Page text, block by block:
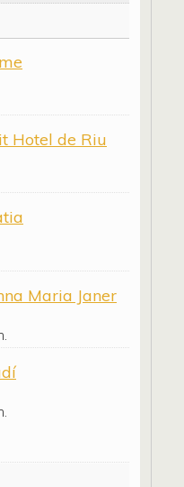
Hotel de Riu
Maria Janer